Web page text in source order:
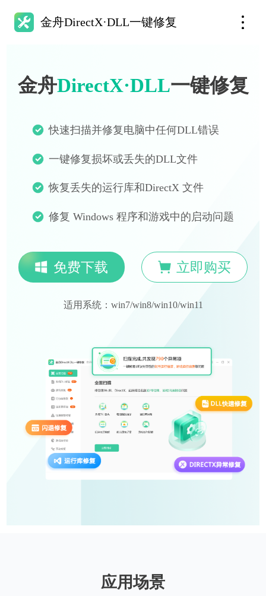
金舟DirectX·DLL一键修复
金舟DirectX·DLL一键修复
快速扫描并修复电脑中任何DLL错误
一键修复损坏或丢失的DLL文件
恢复丢失的运行库和DirectX 文件
修复 Windows 程序和游戏中的启动问题
免费下载 立即购买
适用系统：win7/win8/win10/win11
应用场景